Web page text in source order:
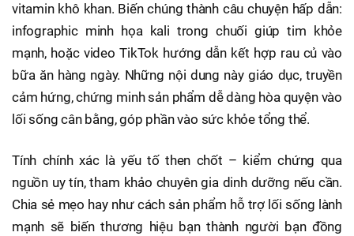
vitamin khô khan. Biến chúng thành câu chuyện hấp dẫn:
infographic minh họa kali trong chuối giúp tim khỏe
mạnh, hoặc video TikTok hướng dẫn kết hợp rau củ vào
bữa ăn hàng ngày. Những nội dung này giáo dục, truyền
cảm hứng, chứng minh sản phẩm dễ dàng hòa quyện vào
lối sống cân bằng, góp phần vào sức khỏe tổng thể.
Tính chính xác là yếu tố then chốt – kiểm chứng qua
nguồn uy tín, tham khảo chuyên gia dinh dưỡng nếu cần.
Chia sẻ mẹo hay như cách sản phẩm hỗ trợ lối sống lành
mạnh sẽ biến thương hiệu bạn thành người bạn đồng